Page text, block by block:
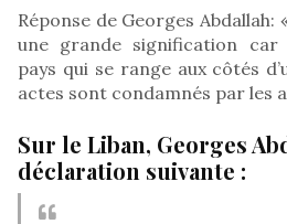
Réponse de Georges
une grande signification car
pays qui se range aux côtés
actes sont condamnés par les
Sur le Liban, Georges
déclaration suivante :